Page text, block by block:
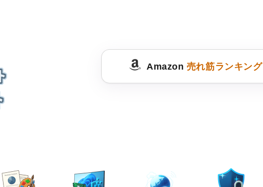
Amazon 売れ筋ランキング